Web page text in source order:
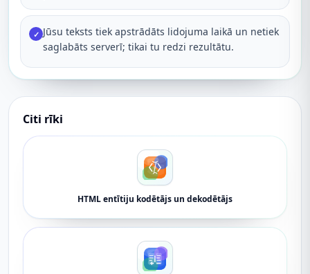
✓ Jūsu teksts tiek apstrādāts lidojuma laikā un netiek
saglabāts serverī; tikai tu redzi rezultātu.
Citi rīki
HTML entītiju kodētājs un dekodētājs